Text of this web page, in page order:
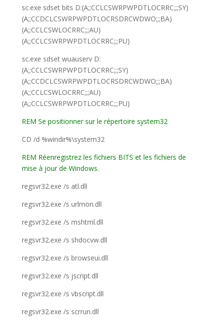
sc.exe sdset bits D:(A;;CCLCSWRPWPDTLOCRRC;;;SY)
(A;;CCDCLCSWRPWPDTLOCRSDRCWDWO;;;BA)
(A;;CCLCSWLOCRRC;;;AU)
(A;;CCLCSWRPWPDTLOCRRC;;;PU)
sc.exe sdset wuauserv D:
(A;;CCLCSWRPWPDTLOCRRC;;;SY)
(A;;CCDCLCSWRPWPDTLOCRSDRCWDWO;;;BA)
(A;;CCLCSWLOCRRC;;;AU)
(A;;CCLCSWRPWPDTLOCRRC;;;PU)
REM Se positionner sur le répertoire system32
CD /d %windir%\system32
REM Réenregistrez les fichiers BITS et les fichiers de
mise à jour de Windows.
regsvr32.exe /s atl.dll
regsvr32.exe /s urlmon.dll
regsvr32.exe /s mshtml.dll
regsvr32.exe /s shdocvw.dll
regsvr32.exe /s browseui.dll
regsvr32.exe /s jscript.dll
regsvr32.exe /s vbscript.dll
regsvr32.exe /s scrrun.dll